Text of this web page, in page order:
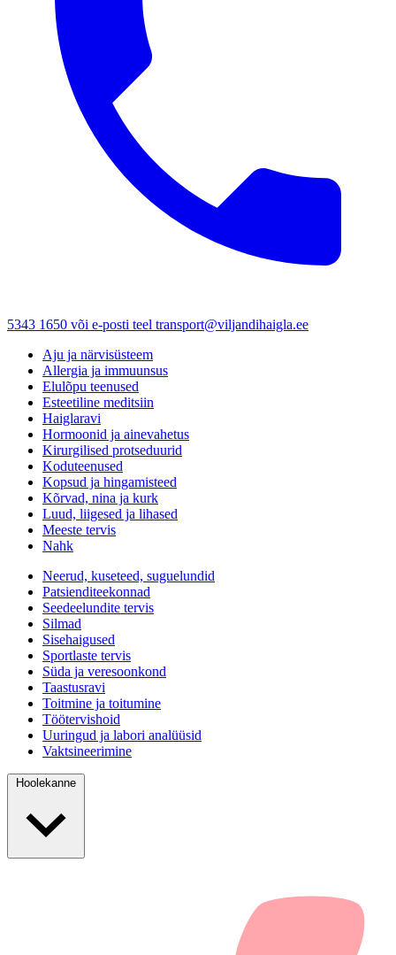
5343 1650 või e-posti teel transport@viljandihaigla.ee
Aju ja närvisüsteem
Allergia ja immuunsus
Elulõpu teenused
Esteetiline meditsiin
Haiglaravi
Hormoonid ja ainevahetus
Kirurgilised protseduurid
Koduteenused
Kopsud ja hingamisteed
Kõrvad, nina ja kurk
Luud, liigesed ja lihased
Meeste tervis
Nahk
Neerud, kuseteed, suguelundid
Patsienditeekonnad
Seedeelundite tervis
Silmad
Sisehaigused
Sportlaste tervis
Süda ja veresoonkond
Taastusravi
Toitmine ja toitumine
Töötervishoid
Uuringud ja labori analüüsid
Vaktsineerimine
Hoolekanne